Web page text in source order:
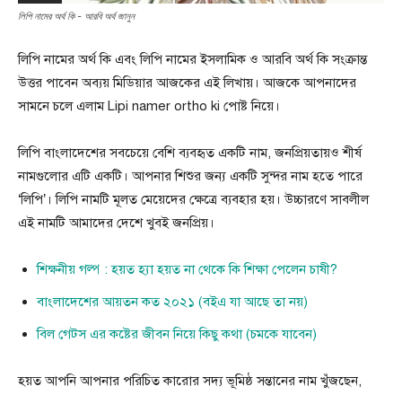
লিপি নামের অর্থ কি - আরবি অর্থ জানুন
লিপি নামের অর্থ কি এবং লিপি নামের ইসলামিক ও আরবি অর্থ কি সংক্রান্ত
উত্তর পাবেন অব্যয় মিডিয়ার আজকের এই লিখায়। আজকে আপনাদের
সামনে চলে এলাম Lipi namer ortho ki পোষ্ট নিয়ে।
লিপি বাংলাদেশের সবচেয়ে বেশি ব্যবহৃত একটি নাম, জনপ্রিয়তায়ও শীর্ষ
নামগুলোর এটি একটি। আপনার শিশুর জন্য একটি সুন্দর নাম হতে পারে
‘লিপি’। লিপি নামটি মূলত মেয়েদের ক্ষেত্রে ব্যবহার হয়। উচ্চারণে সাবলীল
এই নামটি আমাদের দেশে খুবই জনপ্রিয়।
শিক্ষনীয় গল্প : হয়ত হ্যা হয়ত না থেকে কি শিক্ষা পেলেন চাষী?
বাংলাদেশের আয়তন কত ২০২১ (বইএ যা আছে তা নয়)
বিল গেটস এর কষ্টের জীবন নিয়ে কিছু কথা (চমকে যাবেন)
হয়ত আপনি আপনার পরিচিত কারোর সদ্য ভূমিষ্ঠ সন্তানের নাম খুঁজছেন,